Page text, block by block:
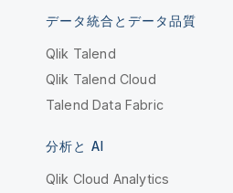
データ統合とデータ品質
Qlik Talend
Qlik Talend Cloud
Talend Data Fabric
分析と AI
Qlik Cloud Analytics